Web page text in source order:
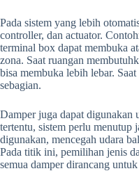
Pada sistem yang lebih
controller, dan actuator.
terminal box dapat membuka
zona. Saat ruangan
bisa membuka lebih lebar.
sebagian.
Damper juga dapat digunakan
tertentu, sistem perlu menutup
digunakan, mencegah udara
Pada titik ini, pemilihan jenis
semua damper dirancang